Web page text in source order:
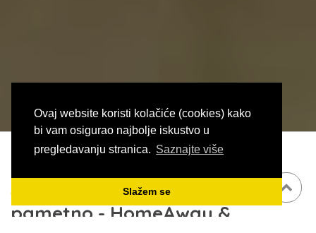
Ovaj website koristi kolačiće (cookies) kako
bi vam osigurao najbolje iskustvo u
pregledavanju stranica. Saznajte više
Slažem se
Iznajmljujte jednostavno i
pametno - HomeAway &